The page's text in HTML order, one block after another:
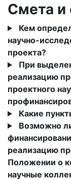
Смета и
Кем
научно-
проекта?
При
реализацию
проектного
Какие
Возможно
реализацию
Положении о
научные